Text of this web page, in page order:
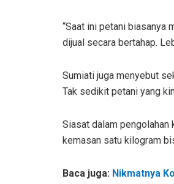
“Saat ini petani biasanya
dijual secara bertahap.
Sumiati juga menyebut
Tak sedikit petani yang
Siasat dalam
kemasan satu kilogram
Baca juga: Nikmatnya